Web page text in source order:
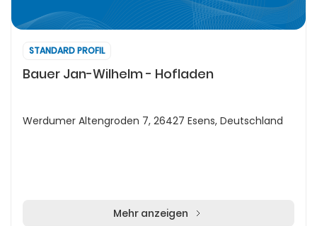
STANDARD PROFIL
Bauer Jan-Wilhelm - Hofladen
Werdumer Altengroden 7, 26427 Esens, Deutschland
Mehr anzeigen